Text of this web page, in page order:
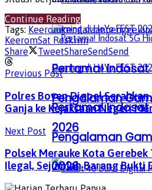
Pertama! Indosat
Pengalaman
2026
Pertama! Indosat
Pengalaman
2026
Continue Reading
Tags: Keeromkendaraan
KeeromSat Reskrim
Share
TweetShareSendSend
Previous Post
Polres Boven Digoel Serahkan
Ganja ke Kejaksaan Negeri
Next Post
Polsek Merauke Kota
Ilegal, Sejumlah Barang Bukti